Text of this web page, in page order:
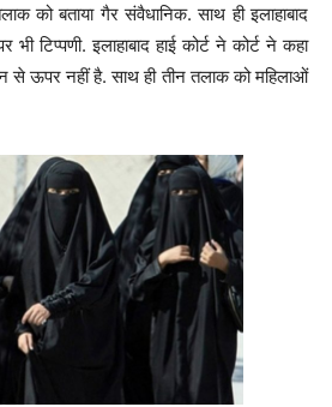
को बताया गैर संवैधानिक. साथ ही इलाहाबाद
भी टिप्पणी. इलाहाबाद हाई कोर्ट ने कोर्ट ने कहा
से ऊपर नहीं है. साथ ही तीन तलाक को महिलाओं